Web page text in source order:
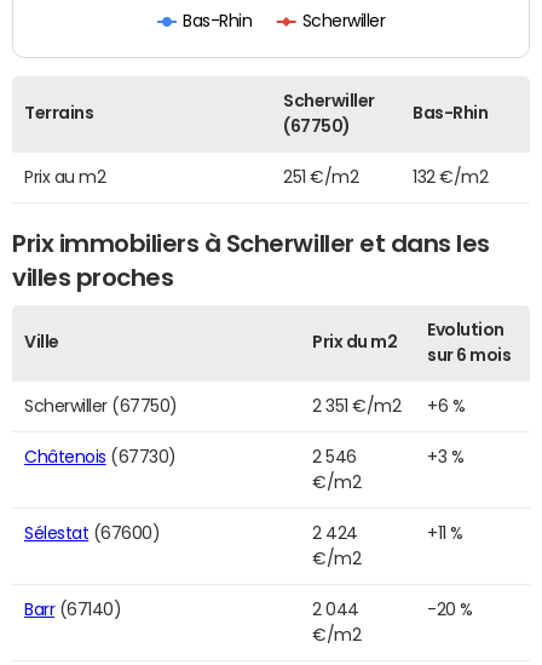
Bas-Rhin Scherwiller
Terrains
Scherwiller
(67750)
Bas-Rhin
Prix au m2 251 €/m2 132 €/m2
Prix immobiliers à Scherwiller et dans les
villes proches
Ville Prix du m2
Evolution
sur 6 mois
Scherwiller (67750) 2 351 €/m2 +6 %
Châtenois (67730)
2 546
€/m2
+3 %
Sélestat (67600)
2 424
€/m2
+11 %
Barr(67140)
2 044
€/m2
-20 %